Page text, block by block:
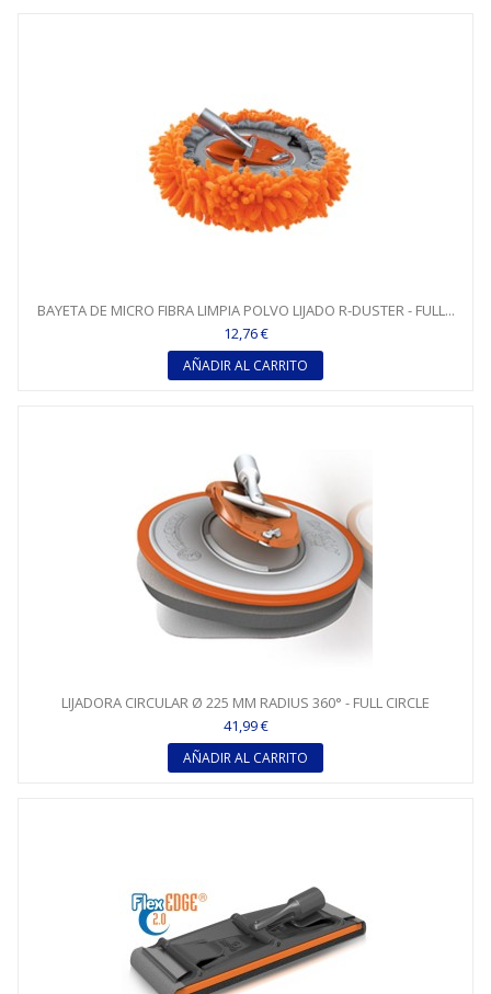
BAYETA DE MICRO FIBRA LIMPIA POLVO LIJADO R-DUSTER - FULL...
12,76 €
AÑADIR AL CARRITO
LIJADORA CIRCULAR Ø 225 MM RADIUS 360° - FULL CIRCLE
41,99 €
AÑADIR AL CARRITO